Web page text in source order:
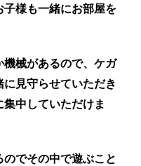
様も一緒にお部屋を
械があるので、ケガ
見守らせていただき
中していただけま
でその中で遊ぶこと